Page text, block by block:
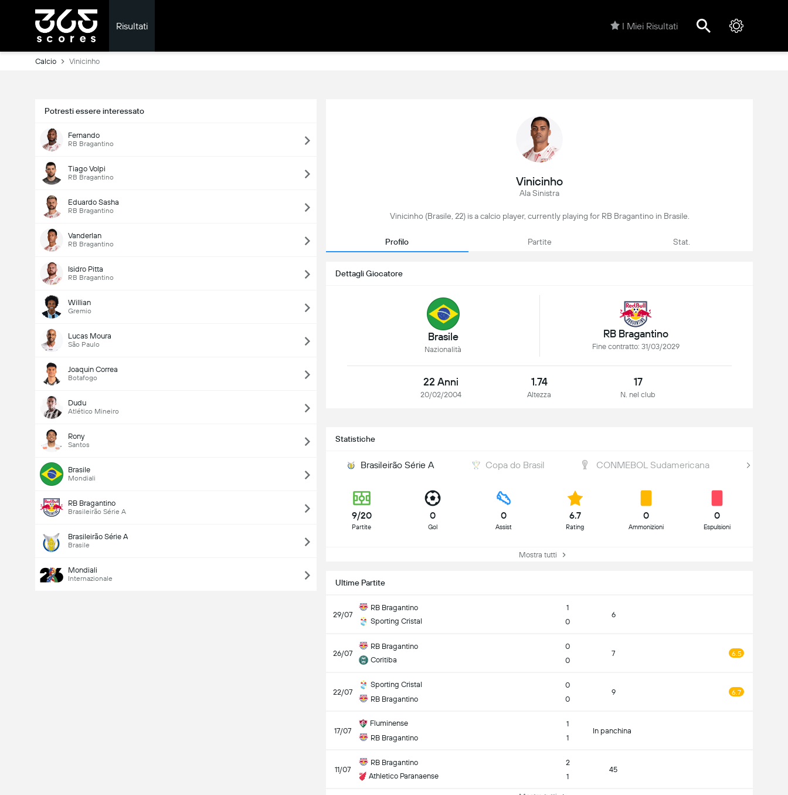
Risultati I Miei Risultati
Calcio Vinicinho
Potresti essere interessato
Fernando
RB Bragantino
Tiago Volpi
RB Bragantino
Eduardo Sasha
RB Bragantino
Vanderlan
RB Bragantino
Isidro Pitta
RB Bragantino
Willian
Gremio
Lucas Moura
São Paulo
Joaquin Correa
Botafogo
Dudu
Atlético Mineiro
Rony
Santos
Brasile
Mondiali
RB Bragantino
Brasileirão Série A
Brasileirão Série A
Brasile
Mondiali
Internazionale
Vinicinho
Ala Sinistra
Vinicinho (Brasile, 22) is a calcio player, currently playing for RB Bragantino in Brasile.
Profilo Partite Stat.
Dettagli Giocatore
Brasile
Nazionalità
RB Bragantino
Fine contratto: 31/03/2029
22 Anni
20/02/2004
1.74
Altezza
17
N. nel club
Statistiche
Brasileirão Série A Copa do Brasil CONMEBOL Sudamericana
9/20
Partite
0
Gol
0
Assist
6.7
Rating
0
Ammonizioni
0
Espulsioni
Mostra tutti
Ultime Partite
29/07
RB Bragantino
Sporting Cristal
1
0
6
26/07
RB Bragantino
Coritiba
0
0
7 6.5
22/07
Sporting Cristal
RB Bragantino
0
0
9 6.7
17/07
Fluminense
RB Bragantino
1
1
In panchina
11/07
RB Bragantino
Athletico Paranaense
2
1
45